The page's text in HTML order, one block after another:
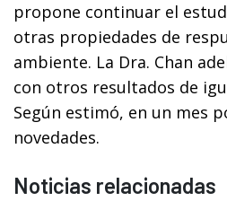
propone continuar el
otras propiedades de
ambiente. La Dra. Chan
con otros resultados de
Según estimó, en un mes
novedades.
Noticias relacionadas